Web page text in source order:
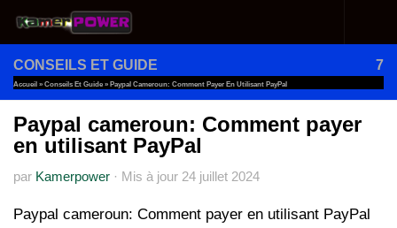
Au dessous du contenu
CONSEILS ET GUIDE 7
Accueil » Conseils Et Guide » Paypal Cameroun: Comment Payer En Utilisant PayPal
Paypal cameroun: Comment payer
en utilisant PayPal
par Kamerpower · Mis à jour 24 juillet 2024
Paypal cameroun: Comment payer en utilisant PayPal